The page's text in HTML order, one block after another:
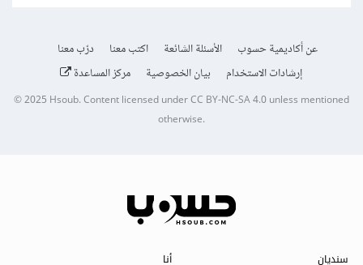
عن أكاديمية حسوب الأسئلة الشائعة اكتب معنا
درّب معنا
إرشادات الاستخدام
بيان الخصوصية مركز المساعدة
© 2025Hsoub.Content licensed underCC BY-NC-SA 4.0unless mentioned
otherwise.